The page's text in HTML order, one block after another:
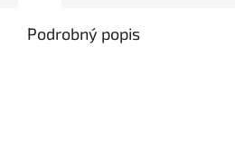
Podrobný popis